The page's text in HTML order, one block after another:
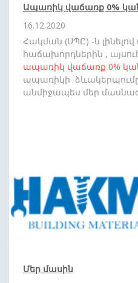
Ապառիկ վաճառք 0%
16.12.2020
Հակման (ՍՊԸ) -ն
հաճախորդներին ,
ապառիկ վաճառք 0%
ապառիկի
անմիջապես մեր
Մեր մասին